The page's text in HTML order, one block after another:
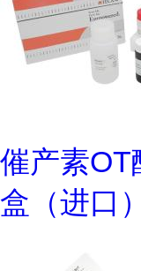
催产素OT
盒（进口）